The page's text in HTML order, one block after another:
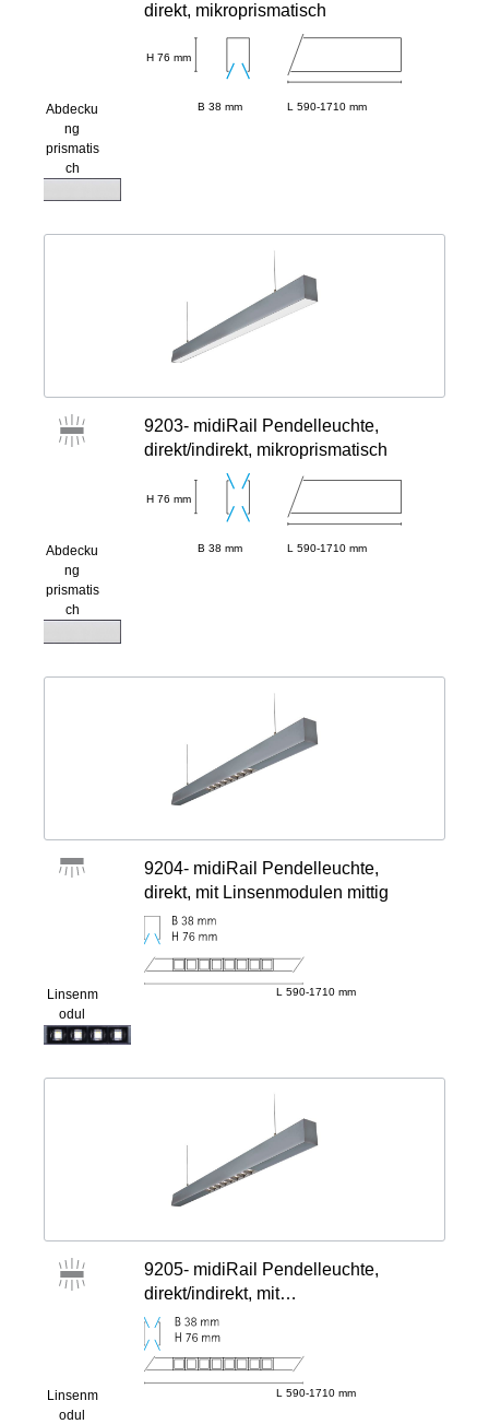
direkt, mikroprismatisch
H 76 mm
B 38 mm L 590-1710 mm
Abdecku
ng
prismatis
ch
9203- midiRail Pendelleuchte,
direkt/indirekt, mikroprismatisch
H 76 mm
B 38 mm L 590-1710 mm
Abdecku
ng
prismatis
ch
9204- midiRail Pendelleuchte,
direkt, mit Linsenmodulen mittig
L 590-1710 mm
Linsenm
odul
9205- midiRail Pendelleuchte,
direkt/indirekt, mit
Linsenmodulen mittig
L 590-1710 mm
Linsenm
odul